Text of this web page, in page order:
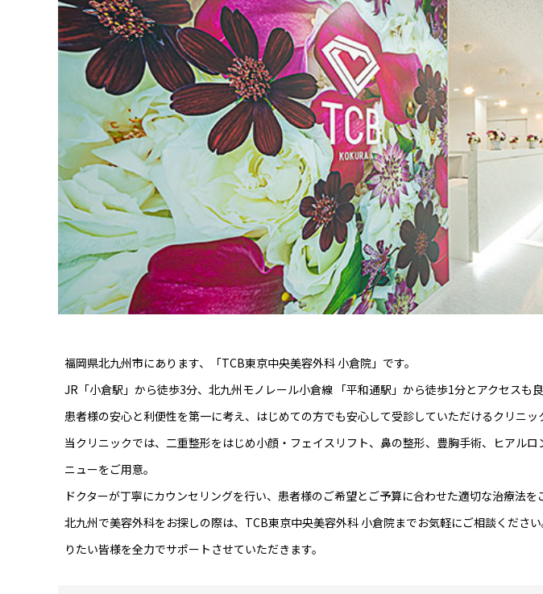
福岡県北九州市にあります、「TCB東京中央美容外科 小倉院」です。
JR「小倉駅」から徒歩3分、北九州モノレール小倉線 「平和通駅」から徒歩1分とアクセスも良
患者様の安心と利便性を第一に考え、はじめての方でも安心して受診していただけるクリニッ
当クリニックでは、二重整形をはじめ小顔・フェイスリフト、鼻の整形、豊胸手術、ヒアル
ニューをご用意。
ドクターが丁寧にカウンセリングを行い、患者様のご希望とご予算に合わせた適切な治療法を
北九州で美容外科をお探しの際は、TCB東京中央美容外科 小倉院までお気軽にご相談くださ
りたい皆様を全力でサポートさせていただきます。